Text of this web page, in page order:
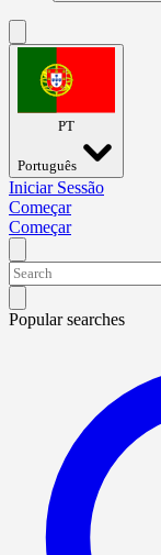
PT
Português
Iniciar Sessão
Começar
Começar
Popular searches